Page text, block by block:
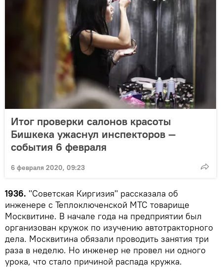
Итог проверки салонов красоты
Бишкека ужаснул инспекторов —
события 6 февраля
6 февраля 2020, 09:23
1936. "Советская Киргизия" рассказала об
инженере с Теплоключенской МТС товарище
Москвитине. В начале года на предприятии был
организован кружок по изучению автотракторного
дела. Москвитина обязали проводить занятия три
раза в неделю. Но инженер не провел ни одного
урока, что стало причиной распада кружка.